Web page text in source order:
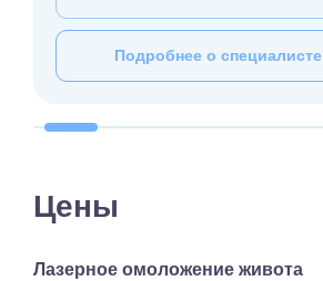
Подробнее о специалисте
Цены
Лазерное омоложение живота